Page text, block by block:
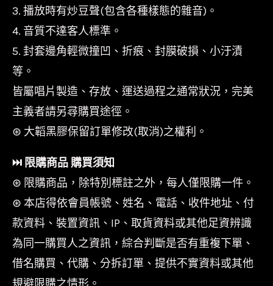
3. 播放時有炒豆聲(包含各種樣態的雜音)。
4. 音質不達客人標準。
5. 封套邊角輕微撞凹、折痕、封膜破損、小汙漬
等。
皆屬唱片製造、存放、運送過程之通常狀況，完美
主義者請另尋購買途徑。
⊛ 大韜黑膠保留訂單修改(取消)之權利。
⏭︎ 限購商品 購買須知
⊛ 限購商品，除特別標註之外，每人僅限購一件。
⊛ 本店得依會員帳號、姓名、電話、收件地址、付
款資料、裝置資訊、IP、取貨資料或其他足資辨識
為同一購買人之資訊，綜合判斷是否有重複下單、
借名購買、代購、分拆訂單、提供不實資料或其他